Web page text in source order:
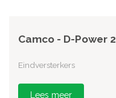
Camco - D-Power 2
Eindversterkers
Lees meer